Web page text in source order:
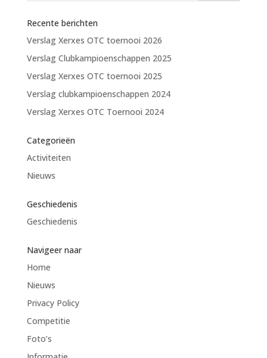
Recente berichten
Verslag Xerxes OTC toernooi 2026
Verslag Clubkampioenschappen 2025
Verslag Xerxes OTC toernooi 2025
Verslag clubkampioenschappen 2024
Verslag Xerxes OTC Toernooi 2024
Categorieën
Activiteiten
Nieuws
Geschiedenis
Geschiedenis
Navigeer naar
Home
Nieuws
Privacy Policy
Competitie
Foto’s